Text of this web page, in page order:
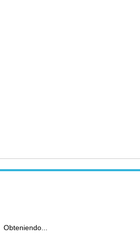
Obteniendo...